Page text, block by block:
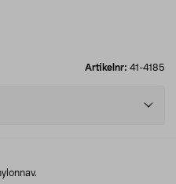
Artikelnr: 41-4185